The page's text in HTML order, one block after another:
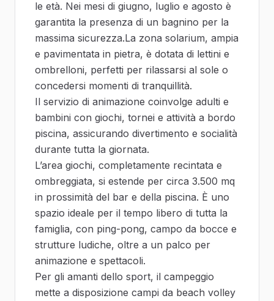
le età. Nei mesi di giugno, luglio e agosto è
garantita la presenza di un bagnino per la
massima sicurezza.La zona solarium, ampia
e pavimentata in pietra, è dotata di lettini e
ombrelloni, perfetti per rilassarsi al sole o
concedersi momenti di tranquillità.
Il servizio di animazione coinvolge adulti e
bambini con giochi, tornei e attività a bordo
piscina, assicurando divertimento e socialità
durante tutta la giornata.
L’area giochi, completamente recintata e
ombreggiata, si estende per circa 3.500 mq
in prossimità del bar e della piscina. È uno
spazio ideale per il tempo libero di tutta la
famiglia, con ping-pong, campo da bocce e
strutture ludiche, oltre a un palco per
animazione e spettacoli.
Per gli amanti dello sport, il campeggio
mette a disposizione campi da beach volley